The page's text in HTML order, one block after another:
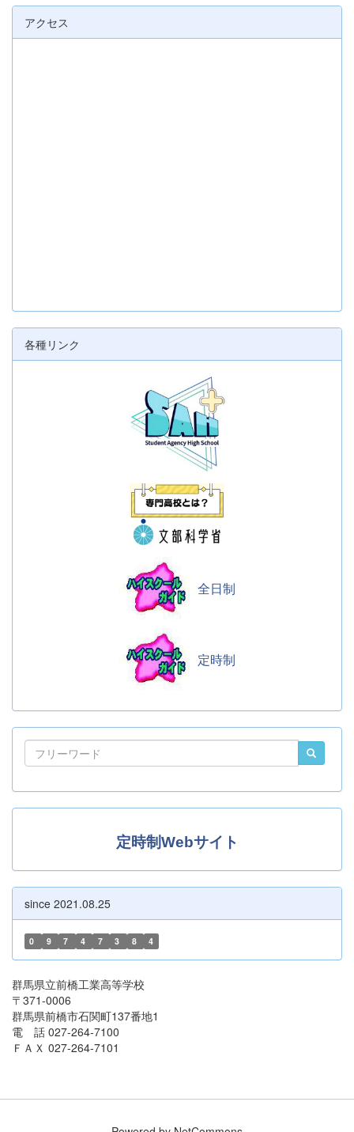
アクセス
各種リンク
全日制
定時制
定時制Webサイト
since 2021.08.25
0 9 7 4 7 3 8 4
群馬県立前橋工業高等学校
〒371-0006
群馬県前橋市石関町137番地1
電 話 027-264-7100
ＦＡＸ 027-264-7101